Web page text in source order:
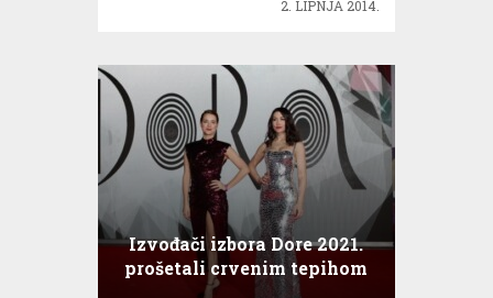
2. LIPNJA 2014.
Izvođači izbora Dore 2021.
prošetali crvenim tepihom